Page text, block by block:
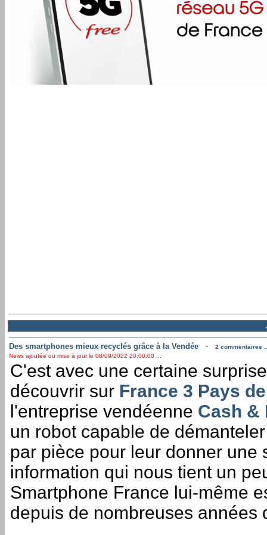
Des smartphones mieux recyclés grâce à la Vendée -
2 commentaires
News ajoutée ou mise à jour le 08/09/2022 20:00:00 ...
C'est avec une certaine
découvrir sur France 3 Pays
l'entreprise vendéenne Cash &
un robot capable de
par pièce pour leur donner une
information qui nous tient un
Smartphone France lui-même
depuis de nombreuses années